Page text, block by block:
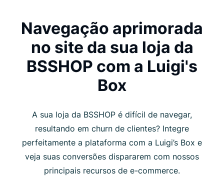
Navegação aprimorada
no site da sua loja da
BSSHOP com a Luigi's
Box
A sua loja da BSSHOP é difícil de navegar,
resultando em churn de clientes? Integre
perfeitamente a plataforma com a Luigi’s Box e
veja suas conversões dispararem com nossos
principais recursos de e-commerce.